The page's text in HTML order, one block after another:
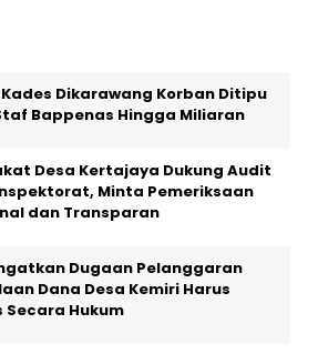
Dikarawang Korban Ditipu
Bappenas Hingga Miliaran
Desa Kertajaya Dukung Audit
Minta Pemeriksaan
dan Transparan
Dugaan Pelanggaran
Dana Desa Kemiri Harus
Secara Hukum